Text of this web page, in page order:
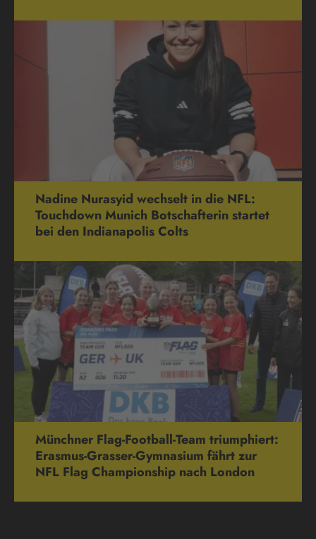
Nadine Nurasyid wechselt in die NFL:
Touchdown Munich Botschafterin startet
bei den Indianapolis Colts
Münchner Flag-Football-Team triumphiert:
Erasmus-Grasser-Gymnasium fährt zur
NFL Flag Championship nach London